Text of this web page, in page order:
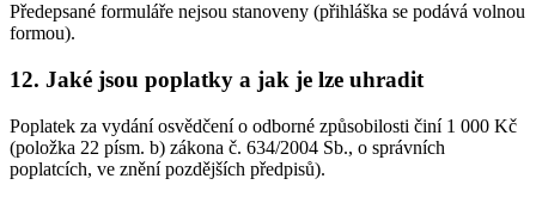
Předepsané formuláře nejsou stanoveny (přihláška se podává volnou
formou).
12. Jaké jsou poplatky a jak je lze uhradit
Poplatek za vydání osvědčení o odborné způsobilosti činí 1 000 Kč
(položka 22 písm. b) zákona č. 634/2004 Sb., o správních
poplatcích, ve znění pozdějších předpisů).